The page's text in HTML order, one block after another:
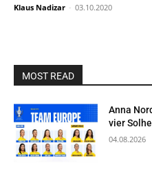
Klaus Nadizar - 03.10.2020
MOST READ
Anna
vier
04.08.2026